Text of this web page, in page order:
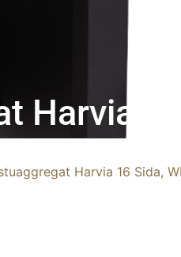
Harvia 16
Harvia 16 Sida,